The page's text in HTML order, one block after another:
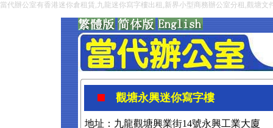
當代辦公室有香港迷你倉租賃,九龍迷你寫字樓出租,新界小型商務辦公室分租,觀塘文
觀塘永興迷你寫字樓
地址：九龍觀塘興業街14號永興工業大廈